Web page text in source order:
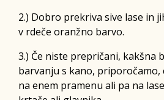
2.) Dobro prekriva sive lase in
v rdeče oranžno barvo.
3.) Če niste prepričani, kakšna
barvanju s kano, priporočamo,
na enem pramenu ali pa na